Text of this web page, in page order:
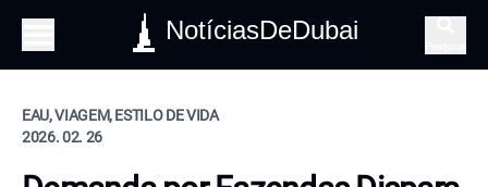
NotíciasDeDubai
EAU, VIAGEM, ESTILO DE VIDA
2026. 02. 26